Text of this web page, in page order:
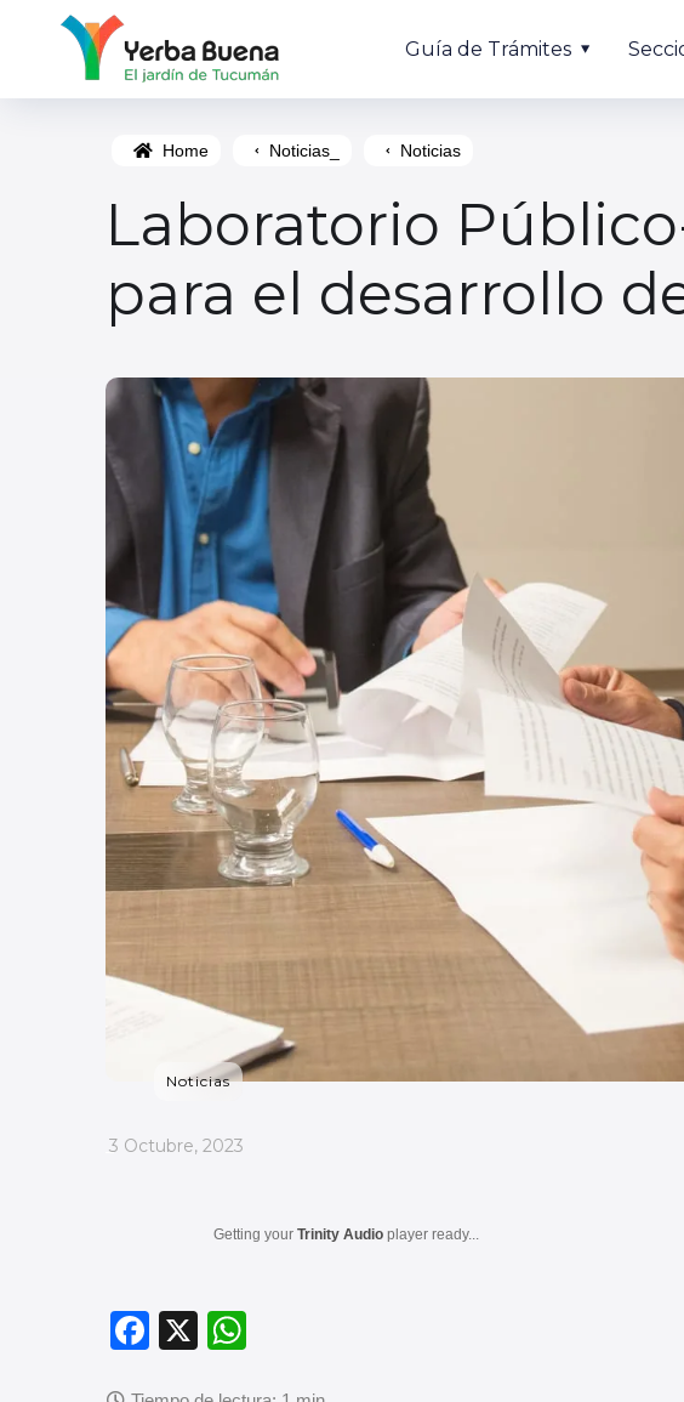
Guía de Trámites
Home Noticias_ Noticias
Laboratorio
para el desarrollo
Noticias
_
3 Octubre, 2023
Getting your Trinity Audio player ready...
F
X